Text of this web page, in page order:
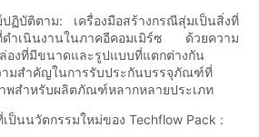
ฏิบัติตาม: เครื่องมือสร้างกรณีสุ่มเป็นสิ่งที่
ดำเนินงานในภาคอีคอมเมิร์ซ ด้วยความ
องที่มีขนาดและรูปแบบที่แตกต่างกัน
ามสำคัญในการรับประกันบรรจุภัณฑ์ที่
พสำหรับผลิตภัณฑ์หลากหลายประเภท
ป็นนวัตกรรมใหม่ของ Techflow Pack :